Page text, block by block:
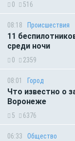
0 516
08:18 Происшествия
11
среди ночи
0 2359
08:01 Город
Что известно о
Воронеже
5 6376
06:33 Общество